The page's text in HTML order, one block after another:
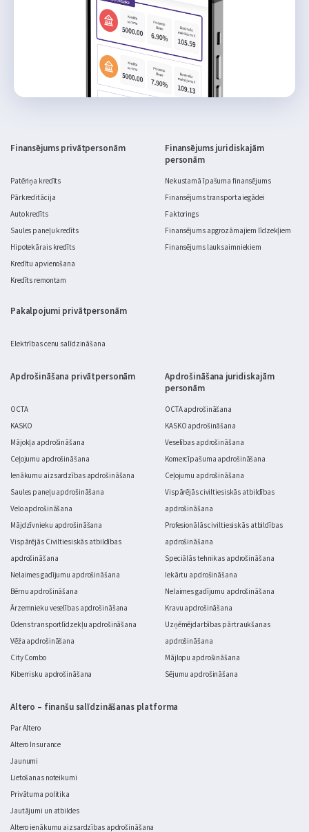
Finansējums privātpersonām
Patēriņa kredīts
Pārkreditācija
Auto kredīts
Saules paneļu kredīts
Hipotekārais kredīts
Kredītu apvienošana
Kredīts remontam
Pakalpojumi privātpersonām
Elektrības cenu salīdzināšana
Finansējums juridiskajām
personām
Nekustamā īpašuma finansējums
Finansējums transporta iegādei
Faktorings
Finansējums apgrozāmajiem līdzekļiem
Finansējums lauksaimniekiem
Apdrošināšana privātpersonām
OCTA
KASKO
Mājokļa apdrošināšana
Ceļojumu apdrošināšana
Ienākumu aizsardzības apdrošināšana
Saules paneļu apdrošināšana
Velo apdrošināšana
Mājdzīvnieku apdrošināšana
Vispārējās Civiltiesiskās atbildības
apdrošināšana
Nelaimes gadījumu apdrošināšana
Bērnu apdrošināšana
Ārzemnieku veselības apdrošināšana
Ūdens transportlīdzekļu apdrošināšana
Vēža apdrošināšana
City Combo
Kiberrisku apdrošināšana
Apdrošināšana juridiskajām
personām
OCTA apdrošināšana
KASKO apdrošināšana
Veselības apdrošināšana
Komercīpašuma apdrošināšana
Ceļojumu apdrošināšana
Vispārējās civiltiesiskās atbildības
apdrošināšana
Profesionālās civiltiesiskās atbildības
apdrošināšana
Speciālās tehnikas apdrošināšana
Iekārtu apdrošināšana
Nelaimes gadījumu apdrošināšana
Kravu apdrošināšana
Uzņēmējdarbības pārtraukšanas
apdrošināšana
Mājlopu apdrošināšana
Sējumu apdrošināšana
Altero – finanšu salīdzināšanas platforma
Par Altero
Altero Insurance
Jaunumi
Lietošanas noteikumi
Privātuma politika
Jautājumi un atbildes
Altero ienākumu aizsardzības apdrošināšana